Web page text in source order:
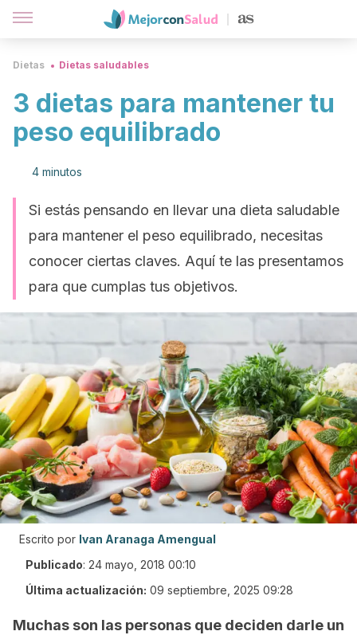
Dietas Dietas saludables
3 dietas para mantener tu
peso equilibrado
4 minutos
Si estás pensando en llevar una dieta saludable
para mantener el peso equilibrado, necesitas
conocer ciertas claves. Aquí te las presentamos
para que cumplas tus objetivos.
Escrito por Ivan Aranaga Amengual
Publicado: 24 mayo, 2018 00:10
Última actualización: 09 septiembre, 2025 09:28
Muchas son las personas que deciden darle un